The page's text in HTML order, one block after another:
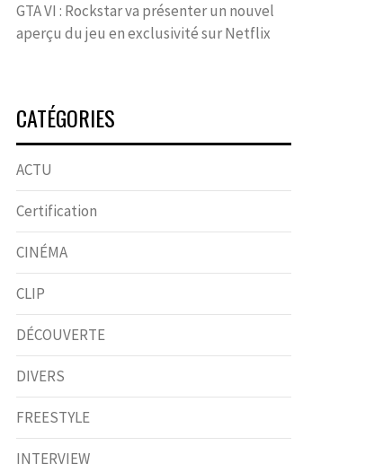
GTA VI : Rockstar va présenter un nouvel
aperçu du jeu en exclusivité sur Netflix
CATÉGORIES
ACTU
Certification
CINÉMA
CLIP
DÉCOUVERTE
DIVERS
FREESTYLE
INTERVIEW